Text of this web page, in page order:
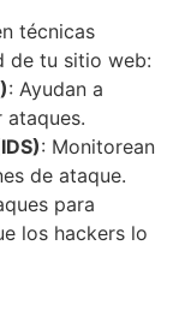
técnicas
de tu sitio web:
: Ayudan a
: Monitorean
de ataque.
para
los hackers lo